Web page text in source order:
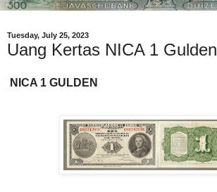
Tuesday, July 25, 2023
Uang Kertas NICA 1 Gulden
NICA 1 GULDEN